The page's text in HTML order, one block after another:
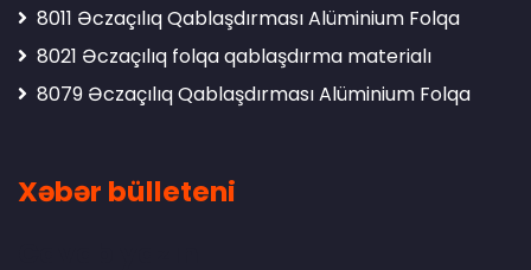
8011 Əczaçılıq Qablaşdırması Alüminium Folqa
8021 Əczaçılıq folqa qablaşdırma materialı
8079 Əczaçılıq Qablaşdırması Alüminium Folqa
Xəbər bülleteni